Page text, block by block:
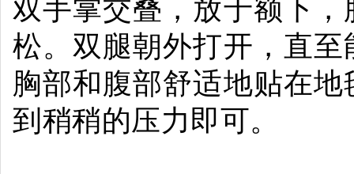
双手掌交叠，放于额下
松。双腿朝外打开，直
胸部和腹部舒适地贴在
到稍稍的压力即可。